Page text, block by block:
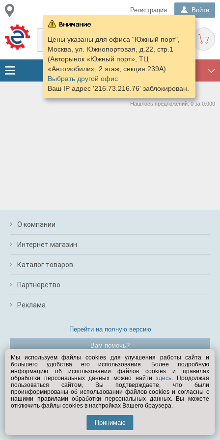
Регистрация Войти
Цены указаны для офиса "Южный порт",
Москва, ул. Южнопортовая, д.22, стр.1
(Авторынок «Южный порт», ТЦ
«Автомобили», 2 этаж, секция 239А).
Выбрать другой офис
Ваш IP адрес '216.73.216.76' заблокирован.
Нашлось предложений: 0 за 0.000
О компании
Интернет магазин
Каталог товаров
Партнерство
Реклама
Перейти на полную версию
Вам помочь?
© Exist.ru 1998—2026
Мы используем файлы cookies для улучшения работы сайта и
большего удобства его использования. Более подробную
информацию об использовании файлов cookies и правилах
обработки персональных данных можно найтиздесь. Продолжая
пользоваться сайтом, Вы подтверждаете, что были
проинформированы об использовании файлов cookies и согласны с
нашими правилами обработки персональных данных. Вы можете
отключить файлы cookies в настройках Вашего браузера.
Принимаю